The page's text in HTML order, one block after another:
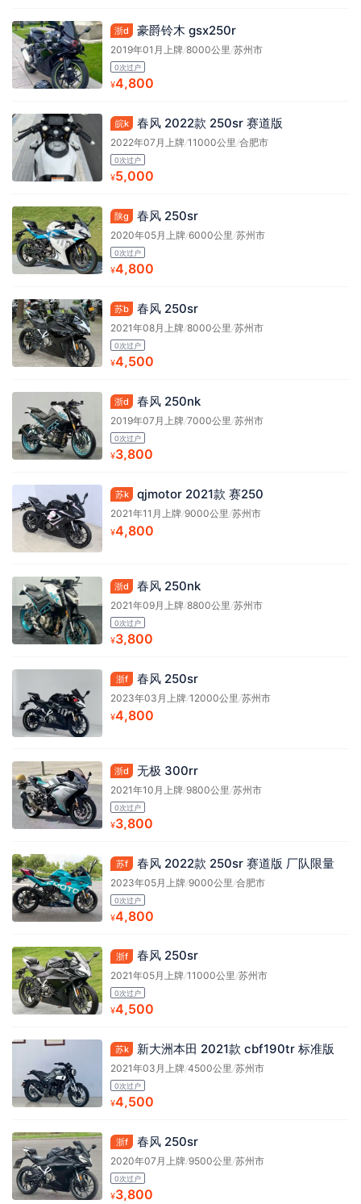
浙d 豪爵铃木 gsx250r
2019年01月上牌/8000公里/苏州市
0次过户
¥4,800
皖k 春风 2022款 250sr 赛道版
2022年07月上牌/11000公里/合肥市
0次过户
¥5,000
陕g 春风 250sr
2020年05月上牌/6000公里/苏州市
0次过户
¥4,800
苏b 春风 250sr
2021年08月上牌/8000公里/苏州市
0次过户
¥4,500
浙d 春风 250nk
2019年07月上牌/7000公里/苏州市
0次过户
¥3,800
苏k qjmotor 2021款 赛250
2021年11月上牌/9000公里/苏州市
¥4,800
浙d 春风 250nk
2021年09月上牌/8800公里/苏州市
0次过户
¥3,800
浙f 春风 250sr
2023年03月上牌/12000公里 /苏州市
¥4,800
浙d 无极 300rr
2021年10月上牌/9800公里 /苏州市
0次过户
¥3,800
苏f 春风 2022款 250sr 赛道版 厂队限量
2023年05月上牌/9000公里 /合肥市
0次过户
¥4,800
浙f 春风 250sr
2021年05月上牌/11000公里 /苏州市
0次过户
¥4,500
苏k 新大洲本田 2021款 cbf190tr 标准版
2021年03月上牌/4500公里 /苏州市
0次过户
¥4,500
浙f 春风 250sr
2020年07月上牌/9500公里 /苏州市
0次过户
¥3,800